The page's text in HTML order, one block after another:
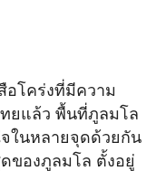
อโคร่งที่มีความ
ทยแล้ว พื้นที่ภูลมโล
ในหลายจุดด้วยกัน
ของภูลมโล ตั้งอยู่